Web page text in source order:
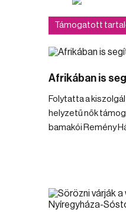
Támogatott
Afrikában is
Folytatta a
helyzetű nők
bamakói Remény